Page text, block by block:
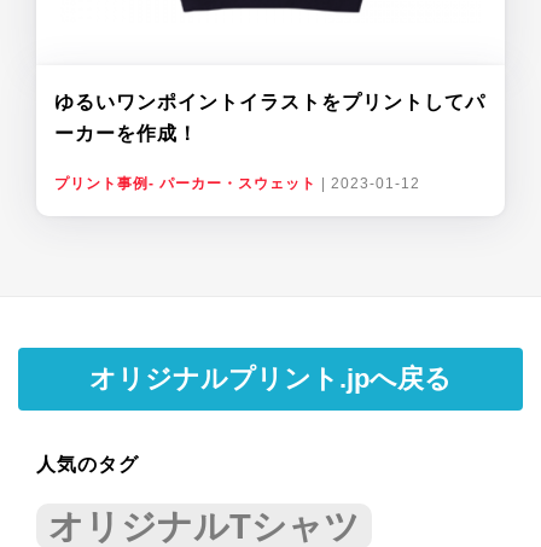
ゆるいワンポイントイラストをプリントしてパ
ーカーを作成！
プリント事例- パーカー・スウェット 2023-01-12
オリジナルプリント.jpへ戻る
人気のタグ
オリジナルTシャツ